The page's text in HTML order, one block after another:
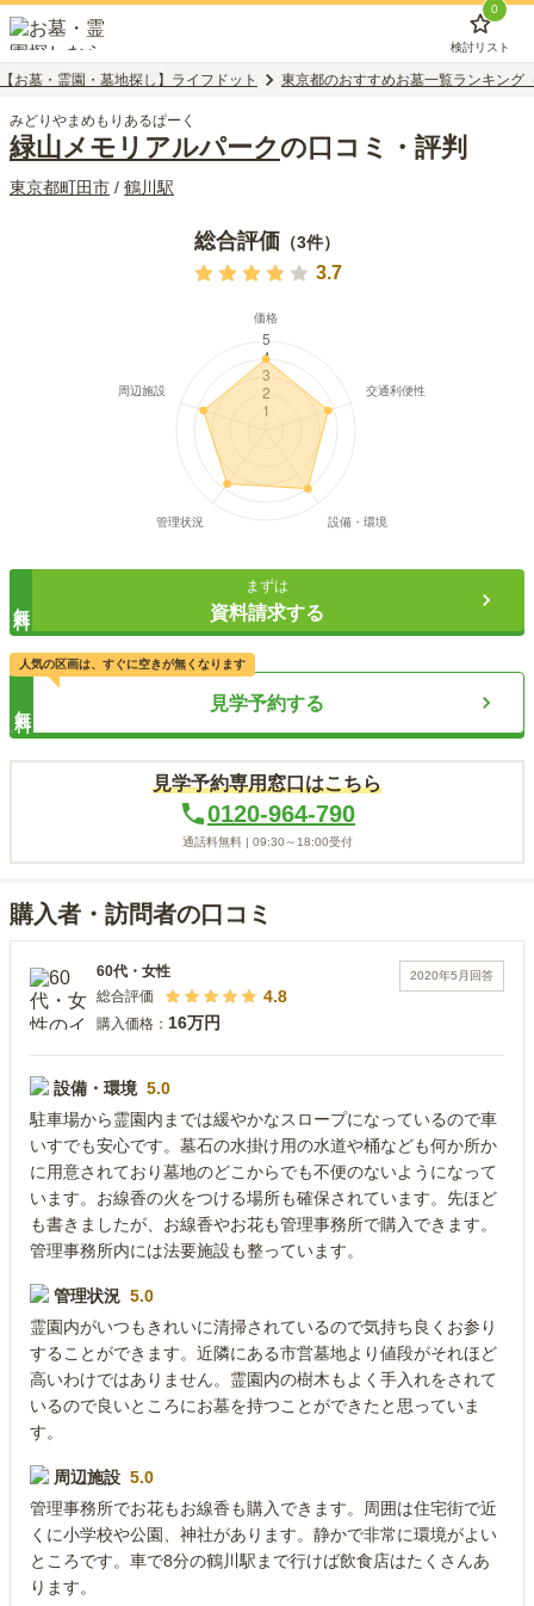
0
検討リスト
【お墓・霊園・墓地探し】ライフドット 東京都のおすすめお墓一覧ランキング
みどりやまめもりあるぱーく
緑山メモリアルパークの口コミ・評判
東京都町田市 / 鶴川 駅
総合評価 （3件）
3.7
まずは
資料請求する
見学予約する
人気の区画は、すぐに空きが無くなります
見学予約専用窓口はこちら
0120-964-790
通話料無料 | 09:30～18:00受付
購入者・訪問者の口コミ
2020年5月 回答
60代 ・ 女性
総合評価
4.8
購入価格： 16万円
設備・環境 5.0
駐車場から霊園内までは緩やかなスロープになっているので車
いすでも安心です。墓石の水掛け用の水道や桶なども何か所か
に用意されており墓地のどこからでも不便のないようになって
います。お線香の火をつける場所も確保されています。先ほど
も書きましたが、お線香やお花も管理事務所で購入できます。
管理事務所内には法要施設も整っています。
管理状況 5.0
霊園内がいつもきれいに清掃されているので気持ち良くお参り
することができます。近隣にある市営墓地より値段がそれほど
高いわけではありません。霊園内の樹木もよく手入れをされて
いるので良いところにお墓を持つことができたと思っていま
す。
周辺施設 5.0
管理事務所でお花もお線香も購入できます。周囲は住宅街で近
くに小学校や公園、神社があります。静かで非常に環境がよい
ところです。車で8分の鶴川駅まで行けば飲食店はたくさんあ
ります。